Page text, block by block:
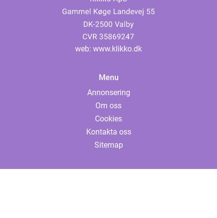
web: www.klikko.dk
Menu
Annonsering
Om oss
Cookies
Kontakta oss
Sitemap